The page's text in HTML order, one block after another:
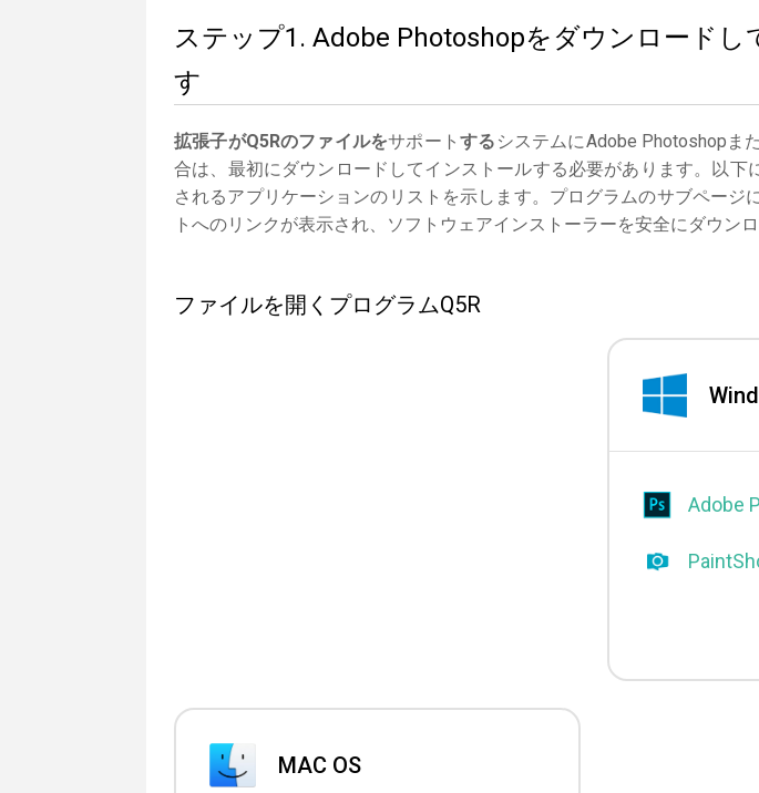
ステップ1. Adobe Photoshopをダウンロードし
す
拡張子がQ5Rのファイルをサポートする システムにAdobe Photoshopま
合は、最初にダウンロードしてインストールする必要があります。以下
されるアプリケーションのリストを示します。プログラムのサブページ
トへのリンクが表示され、ソフトウェアインストーラーを安全にダウンロ
ファイルを開くプログラムQ5R
Adobe
MAC OS